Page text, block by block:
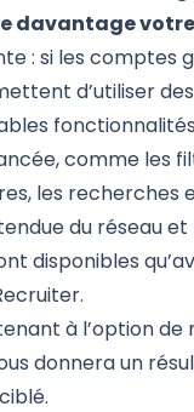
davantage
: si les comptes
d’utiliser
comme les
les recherches
du réseau
disponibles
à l’option
donnera un